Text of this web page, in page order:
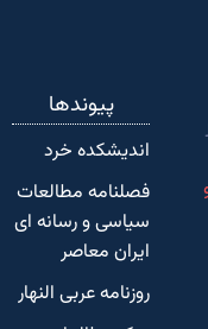
پیوندها
اندیشکده‌ خرد
فصلنامه مطالعات
سیاسی و رسانه ای
ایران معاصر
روزنامه عربی النهار